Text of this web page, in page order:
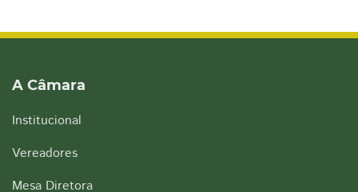
A Câmara
Institucional
Vereadores
Mesa Diretora